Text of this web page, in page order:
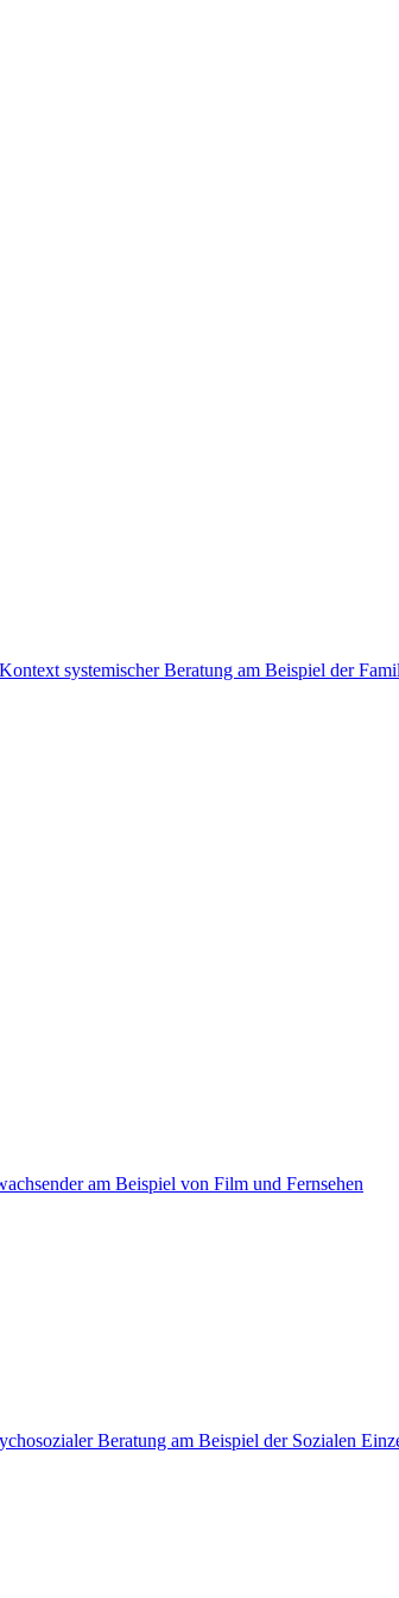
systemischer Beratung am Beispiel der
am Beispiel von Film und Fernsehen
Beratung am Beispiel der Sozialen